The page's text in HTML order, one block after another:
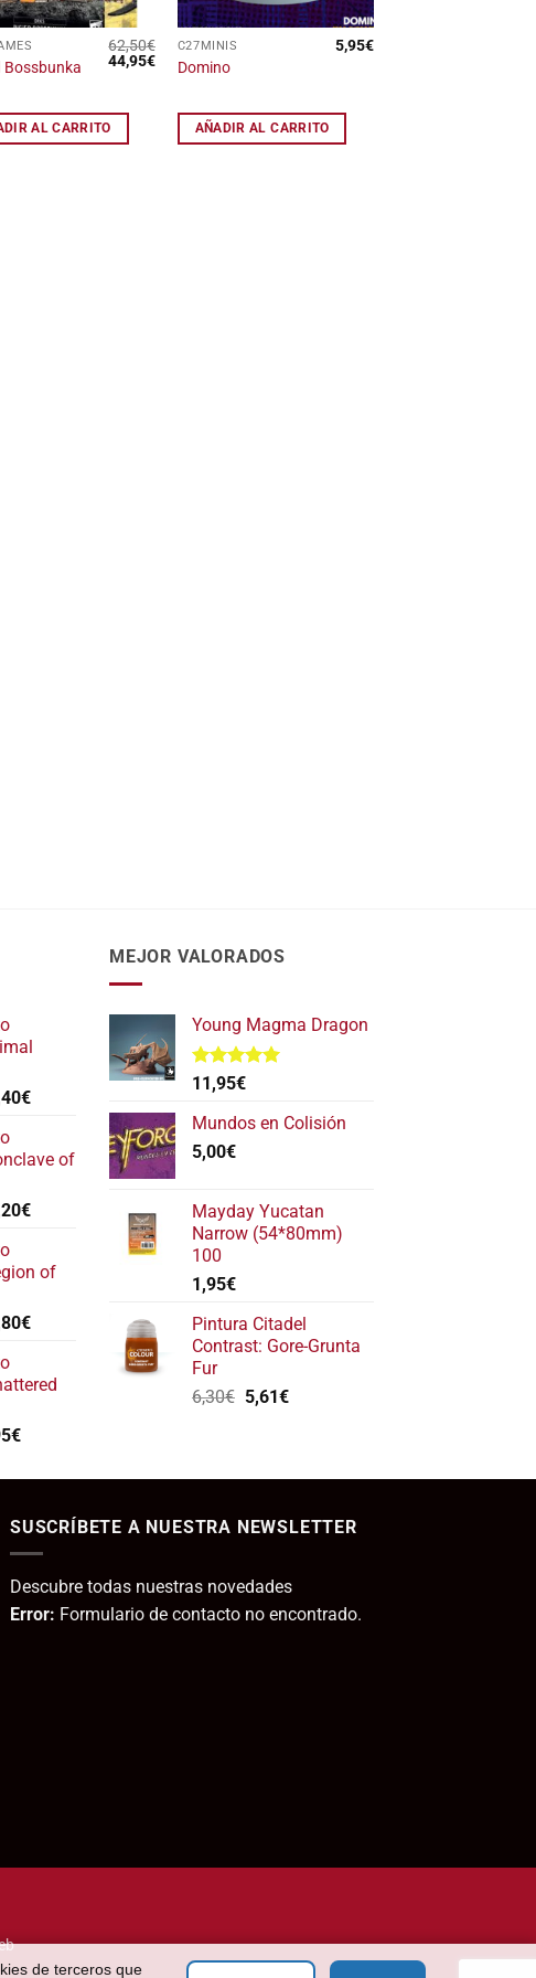
Bossbunka
62,50€
El
62,50€.
44,95€El
precio
44,95€.
AL CARRITO
C27MINIS
Domino
5,95€
AÑADIR AL CARRITO
€El
es: of
€El
es:
of
€El
es:
€El
actual
95,95€.
MEJOR VALORADOS
Young Magma Dragon
Valorado
con
de 5
11,95€
Mundos en Colisión
5,00€
Mayday Yucatan
Narrow (54*80mm)
100
1,95€
Pintura Citadel
Contrast: Gore-Grunta
Fur
6,30€ El
5,61€El
SUSCRÍBETE A NUESTRA NEWSLETTER
Descubre todas nuestras novedades
Error: Formulario de contacto no encontrado.
de terceros que